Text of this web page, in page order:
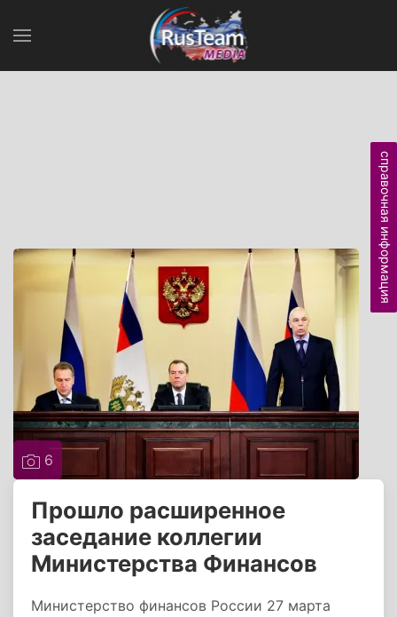
6
Прошло расширенное
заседание коллегии
Министерства Финансов
Министерство финансов России 27 марта
справочная информация